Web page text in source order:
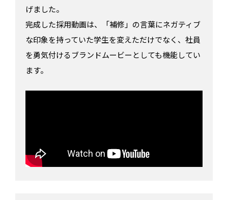
げました。
完成した採用動画は、「補修」の言葉にネガティブ
な印象を持っていた学生を変えただけでなく、社員
を勇気付けるブランドムービーとしても機能してい
ます。